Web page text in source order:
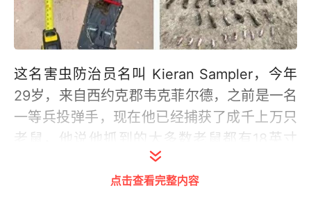
这名害虫防治员名叫 Kieran Sampler，今年
29岁，来自西约克郡韦克菲尔德，之前是一名
一等兵投弹手，现在他已经捕获了成千上万只
老鼠，他说他抓到的大多数老鼠都有18英寸
（约45.72厘米）长，但有一只老鼠比约克郡
梗犬还长，足有22英寸（约55.88厘米）长，
点击查看完整内容